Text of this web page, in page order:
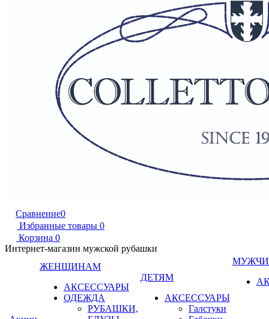
Сравнение0
Избранные товары 0
Корзина 0
Интернет-магазин мужской рубашки
ЖЕНЩИНАМ
АКСЕССУАРЫ
ОДЕЖДА
РУБАШКИ,
ДЕТЯМ
АКСЕССУАРЫ
Галстуки